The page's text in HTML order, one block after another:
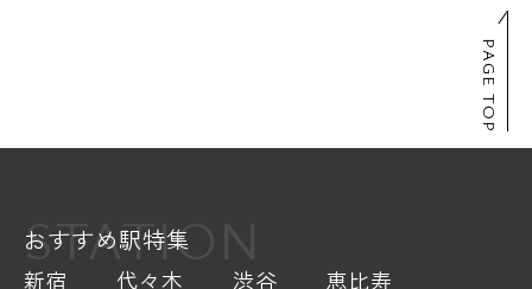
PAGE TOP
STATION
おすすめ駅特集
新宿 代々木 渋谷
恵比寿